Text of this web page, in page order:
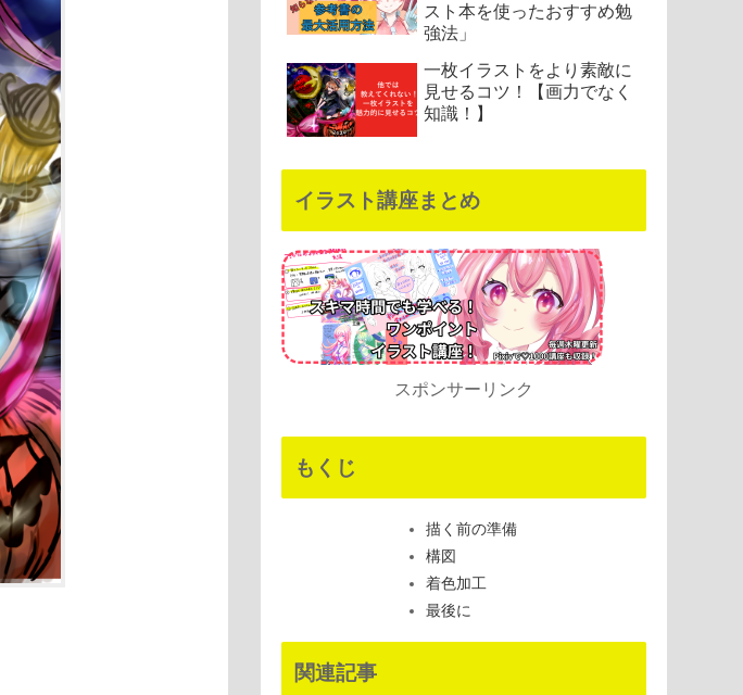
スト本を使ったおすすめ勉
強法」
一枚イラストをより素敵に
見せるコツ！【画力でなく
知識！】
イラスト講座まとめ
スポンサーリンク
もくじ
描く前の準備
構図
着色加工
最後に
関連記事